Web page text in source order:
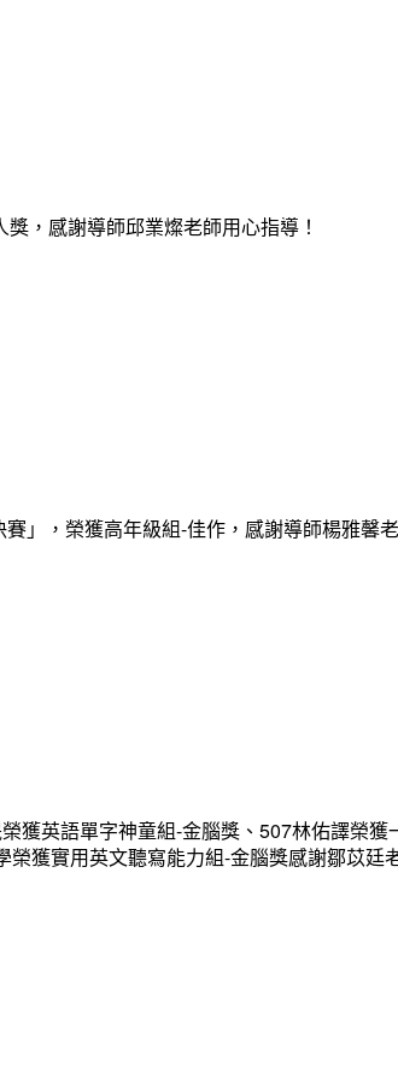
，感謝導師邱業燦老師用心指導！
」，榮獲高年級組-佳作，感謝導師楊雅馨
英語單字神童組-金腦獎、507林佑譯榮
獲實用英文聽寫能力組-金腦獎感謝鄒苡廷